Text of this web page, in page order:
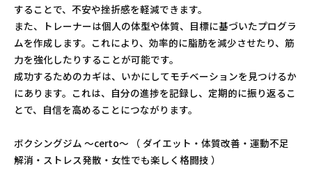
することで、不安や挫折感を軽減できます。
また、トレーナーは個人の体型や体質、目標に基づいたプログラ
ムを作成します。これにより、効率的に脂肪を減少させたり、筋
力を強化したりすることが可能です。
成功するためのカギは、いかにしてモチベーションを見つけるか
にあります。これは、自分の進捗を記録し、定期的に振り返るこ
とで、自信を高めることにつながります。
ボクシングジム 〜certo〜 （ ダイエット・体質改善・運動不足
解消・ストレス発散・女性でも楽しく格闘技 ）